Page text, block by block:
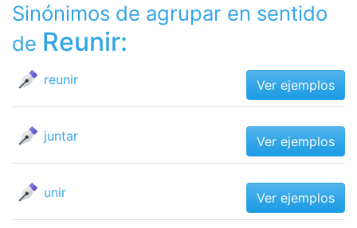
Sinónimos de agrupar en sentido
de Reunir:
reunir Ver ejemplos
juntar Ver ejemplos
unir Ver ejemplos